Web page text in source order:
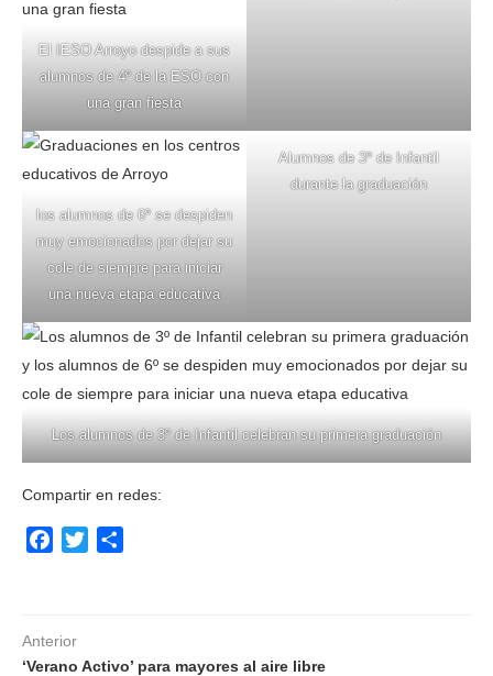
El IESO Arroyo despide a sus
alumnos de 4º de la ESO con
una gran fiesta
los alumnos de 6º se despiden
muy emocionados por dejar su
cole de siempre para iniciar
una nueva etapa educativa
Alumnos de 3º de Infantil
durante la graduación
Los alumnos de 3º de Infantil celebran su primera graduación
Compartir en redes:
Facebook
Twitter
Anterior
‘Verano Activo’ para mayores al aire libre